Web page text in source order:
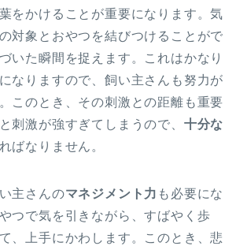
をかけることが重要になります。気
対象とおやつを結びつけることがで
いた瞬間を捉えます。これはかなり
なりますので、飼い主さんも努力が
このとき、その刺激との距離も重要
刺激が強すぎてしまうので、 十分な
ばなりません。
主さんのマネジメント力 も必要にな
つで気を引きながら、すばやく歩
、上手にかわします。このとき、悲